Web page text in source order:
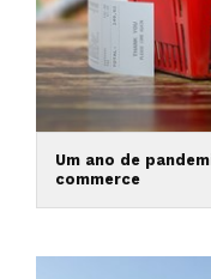
Um ano de
commerce